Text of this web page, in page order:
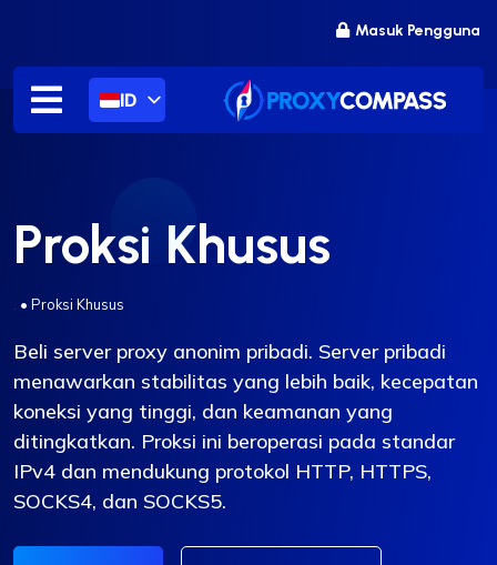
konten
Masuk Pengguna
ID
Proksi Khusus
• Proksi Khusus
Beli server proxy anonim pribadi. Server pribadi
menawarkan stabilitas yang lebih baik, kecepatan
koneksi yang tinggi, dan keamanan yang
ditingkatkan. Proksi ini beroperasi pada standar
IPv4 dan mendukung protokol HTTP, HTTPS,
SOCKS4, dan SOCKS5.